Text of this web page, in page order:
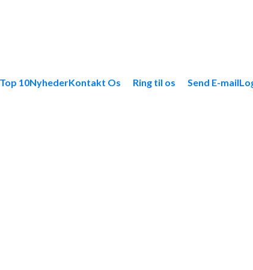
Top 10NyhederKontakt Os Ring til os Send E-mail